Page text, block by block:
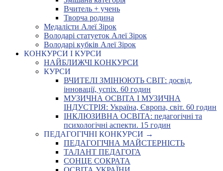
Вчитель + учень
Творча родина
Медалісти Алеї Зірок
Володарі статуеток Алеї Зірок
Володарі кубків Алеї Зірок
КОНКУРСИ І КУРСИ
НАЙБЛИЖЧІ КОНКУРСИ
КУРСИ
ВЧИТЕЛІ ЗМІНЮЮТЬ СВІТ: досвід,
інновації, успіх. 60 годин
МУЗИЧНА ОСВІТА І МУЗИЧНА
ІНДУСТРІЯ: Україна, Європа, світ. 60 годин
ІНКЛЮЗИВНА ОСВІТА: педагогічні та
психологічні аспекти. 15 годин
ПЕДАГОГІЧНІ КОНКУРСИ →
ПЕДАГОГІЧНА МАЙСТЕРНІСТЬ
ТАЛАНТ ПЕДАГОГА
СОНЦЕ СОКРАТА